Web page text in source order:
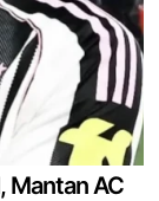
Mantan AC